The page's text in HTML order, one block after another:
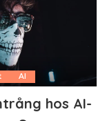
AI
hos AI-